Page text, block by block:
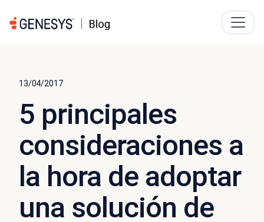
13/04/2017
5 principales
consideraciones a
la hora de adoptar
una solución de